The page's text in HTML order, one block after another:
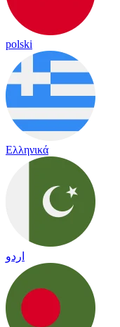
polski
Ελληνικά
اردو